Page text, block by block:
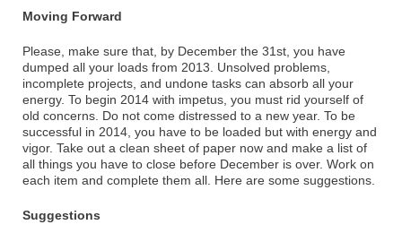
Moving Forward
Please, make sure that, by December the 31st, you have
dumped all your loads from 2013. Unsolved problems,
incomplete projects, and undone tasks can absorb all your
energy. To begin 2014 with impetus, you must rid yourself of
old concerns. Do not come distressed to a new year. To be
successful in 2014, you have to be loaded but with energy and
vigor. Take out a clean sheet of paper now and make a list of
all things you have to close before December is over. Work on
each item and complete them all. Here are some suggestions.
Suggestions